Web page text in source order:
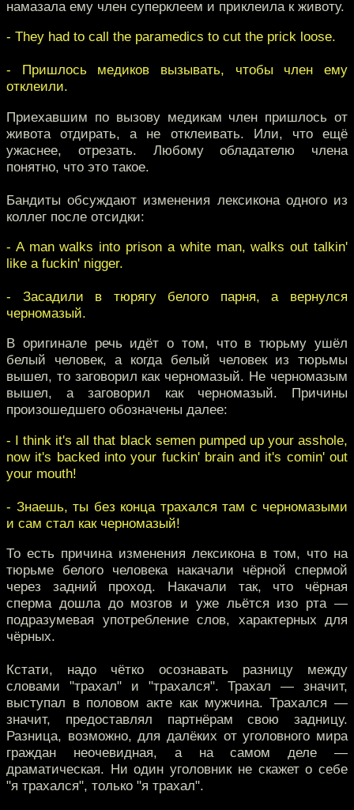
намазала ему член суперклеем и приклеила к животу.
- They had to call the paramedics to cut the prick loose.
- Пришлось медиков вызывать, чтобы член ему
отклеили.
Приехавшим по вызову медикам член пришлось от
живота отдирать, а не отклеивать. Или, что ещё
ужаснее, отрезать. Любому обладателю члена
понятно, что это такое.
Бандиты обсуждают изменения лексикона одного из
коллег после отсидки:
- A man walks into prison a white man, walks out talkin'
like a fuckin' nigger.
- Засадили в тюрягу белого парня, а вернулся
черномазый.
В оригинале речь идёт о том, что в тюрьму ушёл
белый человек, а когда белый человек из тюрьмы
вышел, то заговорил как черномазый. Не черномазым
вышел, а заговорил как черномазый. Причины
произошедшего обозначены далее:
- I think it's all that black semen pumped up your asshole,
now it's backed into your fuckin' brain and it's comin' out
your mouth!
- Знаешь, ты без конца трахался там с черномазыми
и сам стал как черномазый!
То есть причина изменения лексикона в том, что на
тюрьме белого человека накачали чёрной спермой
через задний проход. Накачали так, что чёрная
сперма дошла до мозгов и уже льётся изо рта —
подразумевая употребление слов, характерных для
чёрных.
Кстати, надо чётко осознавать разницу между
словами "трахал" и "трахался". Трахал — значит,
выступал в половом акте как мужчина. Трахался —
значит, предоставлял партнёрам свою задницу.
Разница, возможно, для далёких от уголовного мира
граждан неочевидная, а на самом деле —
драматическая. Ни один уголовник не скажет о себе
"я трахался", только "я трахал".